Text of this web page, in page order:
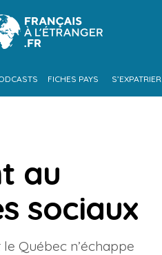
FICHES PAYS S’EXPATRIER
au
sociaux
Québec n’échappe